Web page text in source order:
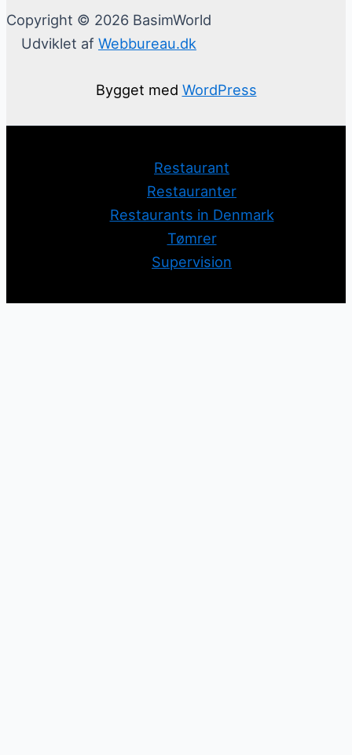
Copyright © 2026 BasimWorld
Udviklet af Webbureau.dk
Bygget med WordPress
Restaurant
Restauranter
Restaurants in Denmark
Tømrer
Supervision